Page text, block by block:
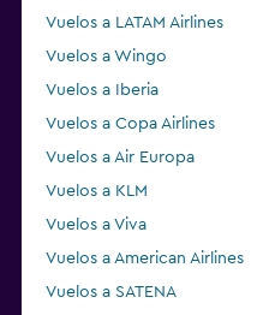
Vuelos a LATAM Airlines
Vuelos a Wingo
Vuelos a Iberia
Vuelos a Copa Airlines
Vuelos a Air Europa
Vuelos a KLM
Vuelos a Viva
Vuelos a American Airlines
Vuelos a SATENA